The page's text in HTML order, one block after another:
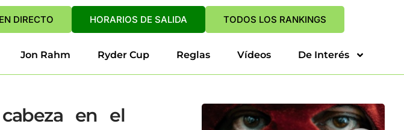
DIRECTO HORARIOS DE SALIDA TODOS LOS RANKINGS
Jon Rahm Ryder Cup Reglas Vídeos De Interés
en el